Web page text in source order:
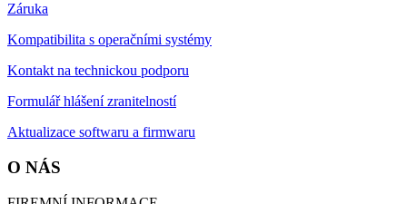
Záruka
Kompatibilita s operačními systémy
Kontakt na technickou podporu
Formulář hlášení zranitelností
Aktualizace softwaru a firmwaru
O NÁS